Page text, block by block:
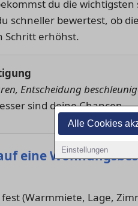
Alle Cookies
Einstellungen
du die
schneller bewertest, ob
Schritt erhöhst.
Entscheidung
sind deine Chancen.
eine
(Warmmiete, Lage,